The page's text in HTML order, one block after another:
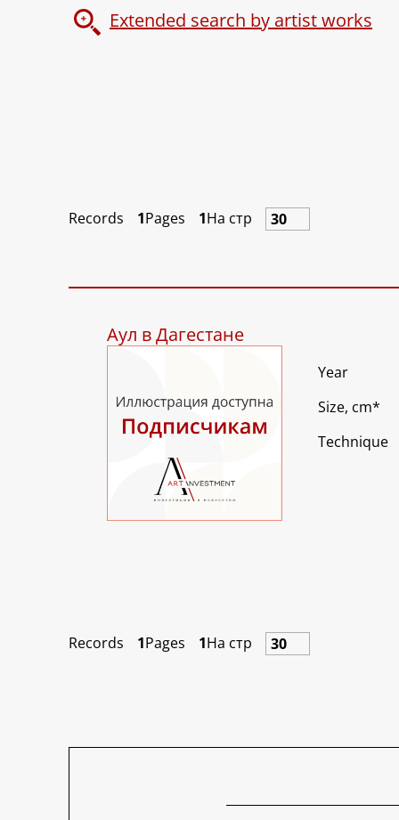
Extended search by artist works
Records 1Pages 1На стр
Аул в Дагестане
Year
Size, cm*
Technique
Records 1Pages 1На стр